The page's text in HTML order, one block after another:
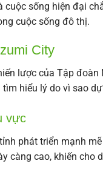
sống hiện đại
cuộc sống đô thị.
City
lược của Tập
hiểu lý do vì sao
vực
phát triển mạnh
càng cao, khiến